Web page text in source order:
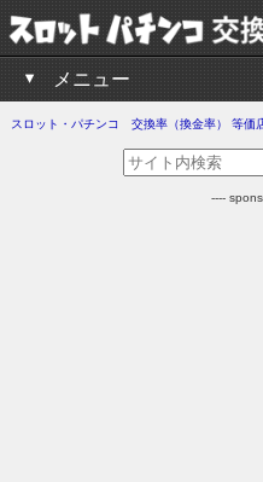
メニュー
スロット・パチンコ 交換率（換金率） 等価
----